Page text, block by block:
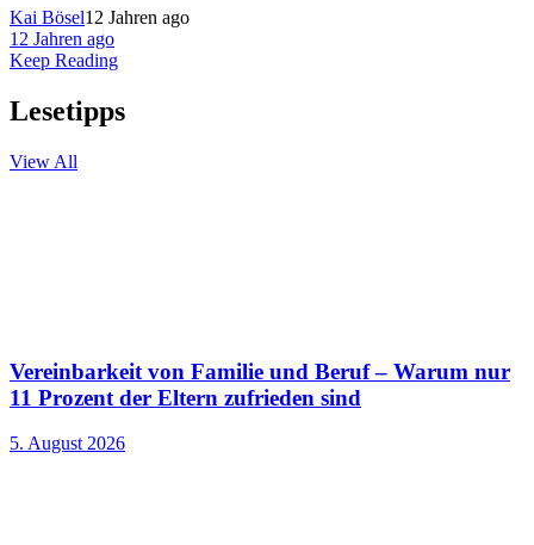
Kai Bösel12 Jahren ago
12 Jahren ago
Keep Reading
Lesetipps
View All
Vereinbarkeit von Familie und Beruf – Warum nur
11 Prozent der Eltern zufrieden sind
5. August 2026